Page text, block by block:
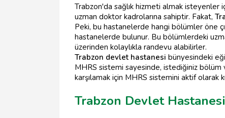
Trabzon'da sağlık hizmeti almak
uzman doktor kadrolarına sahiptir. Fakat,
Peki, bu hastanelerde hangi bölümler öne
hastanelerde bulunur. Bu bölümlerdeki
üzerinden kolaylıkla randevu alabilirler.
Trabzon devlet hastanesi bünyesindeki
MHRS sistemi sayesinde, istediğiniz bölüm
karşılamak için MHRS sistemini aktif olarak
Trabzon Devlet